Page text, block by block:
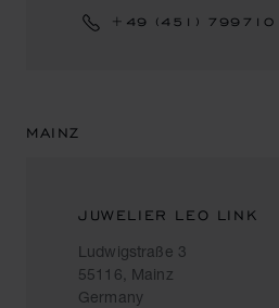
+49 (451) 799710
MAINZ
JUWELIER LEO LINK
Ludwigstraße 3
55116, Mainz
Germany